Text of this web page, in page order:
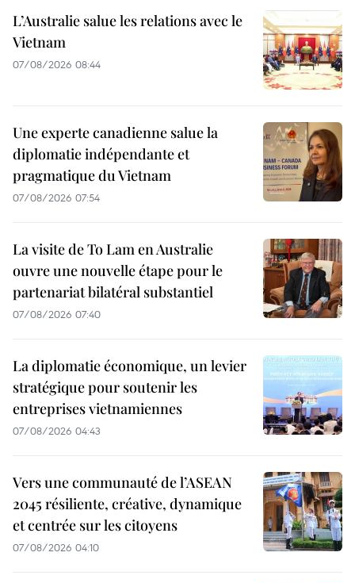
L’Australie salue les relations avec le
Vietnam
07/08/2026 08:44
Une experte canadienne salue la
diplomatie indépendante et
pragmatique du Vietnam
07/08/2026 07:54
La visite de To Lam en Australie
ouvre une nouvelle étape pour le
partenariat bilatéral substantiel
07/08/2026 07:40
La diplomatie économique, un levier
stratégique pour soutenir les
entreprises vietnamiennes
07/08/2026 04:43
Vers une communauté de l’ASEAN
2045 résiliente, créative, dynamique
et centrée sur les citoyens
07/08/2026 04:10